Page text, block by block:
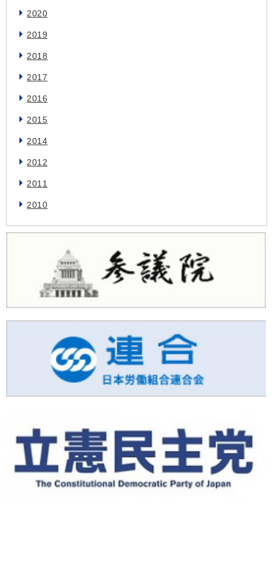
2020
2019
2018
2017
2016
2015
2014
2012
2011
2010